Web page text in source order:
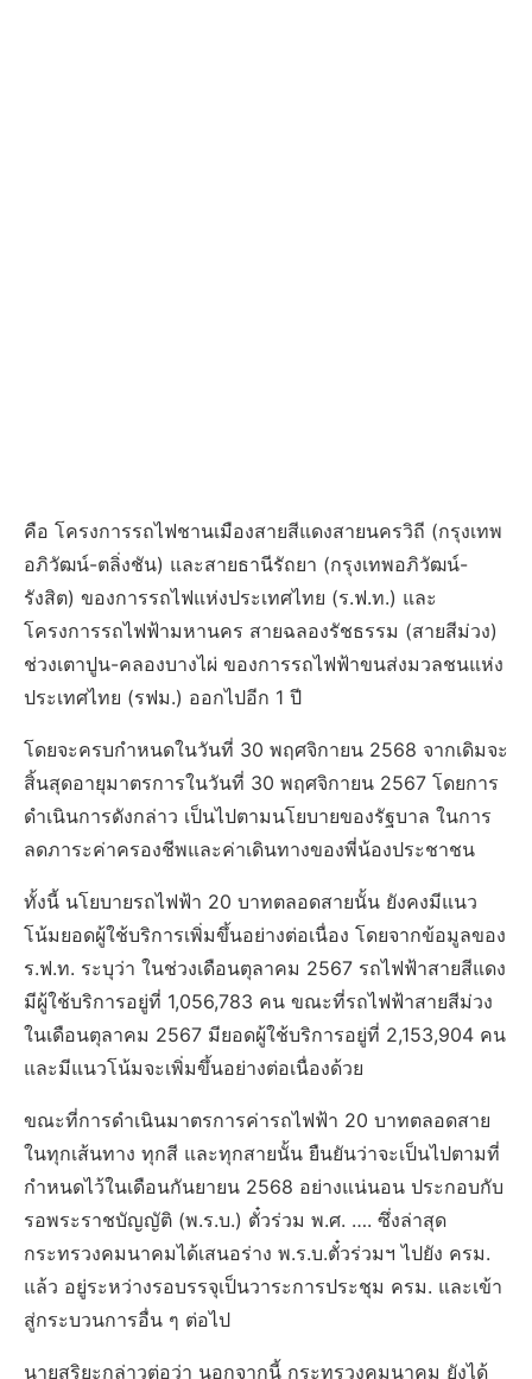
คือ โครงการรถไฟชานเมืองสายสีแดงสายนครวิถี (กรุงเทพ
อภิวัฒน์-ตลิ่งชัน) และสายธานีรัถยา (กรุงเทพอภิวัฒน์-
รังสิต) ของการรถไฟแห่งประเทศไทย (ร.ฟ.ท.) และ
โครงการรถไฟฟ้ามหานคร สายฉลองรัชธรรม (สายสีม่วง)
ช่วงเตาปูน-คลองบางไผ่ ของการรถไฟฟ้าขนส่งมวลชนแห่ง
ประเทศไทย (รฟม.) ออกไปอีก 1 ปี
โดยจะครบกำหนดในวันที่ 30 พฤศจิกายน 2568 จากเดิมจะ
สิ้นสุดอายุมาตรการในวันที่ 30 พฤศจิกายน 2567 โดยการ
ดำเนินการดังกล่าว เป็นไปตามนโยบายของรัฐบาล ในการ
ลดภาระค่าครองชีพและค่าเดินทางของพี่น้องประชาชน
ทั้งนี้ นโยบายรถไฟฟ้า 20 บาทตลอดสายนั้น ยังคงมีแนว
โน้มยอดผู้ใช้บริการเพิ่มขึ้นอย่างต่อเนื่อง โดยจากข้อมูลของ
ร.ฟ.ท. ระบุว่า ในช่วงเดือนตุลาคม 2567 รถไฟฟ้าสายสีแดง
มีผู้ใช้บริการอยู่ที่ 1,056,783 คน ขณะที่รถไฟฟ้าสายสีม่วง
ในเดือนตุลาคม 2567 มียอดผู้ใช้บริการอยู่ที่ 2,153,904 คน
และมีแนวโน้มจะเพิ่มขึ้นอย่างต่อเนื่องด้วย
ขณะที่การดำเนินมาตรการค่ารถไฟฟ้า 20 บาทตลอดสาย
ในทุกเส้นทาง ทุกสี และทุกสายนั้น ยืนยันว่าจะเป็นไปตามที่
กำหนดไว้ในเดือนกันยายน 2568 อย่างแน่นอน ประกอบกับ
รอพระราชบัญญัติ (พ.ร.บ.) ตั๋วร่วม พ.ศ. …. ซึ่งล่าสุด
กระทรวงคมนาคมได้เสนอร่าง พ.ร.บ.ตั๋วร่วมฯ ไปยัง ครม.
แล้ว อยู่ระหว่างรอบรรจุเป็นวาระการประชุม ครม. และเข้า
สู่กระบวนการอื่น ๆ ต่อไป
นายสุริยะกล่าวต่อว่า นอกจากนี้ กระทรวงคมนาคม ยังได้